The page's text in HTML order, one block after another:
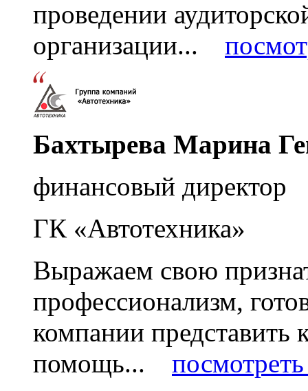
проведении
организации...
Бахтырева Марина
финансовый директор
ГК «Автотехника»
Выражаем свою
профессионализм,
компании
помощь...